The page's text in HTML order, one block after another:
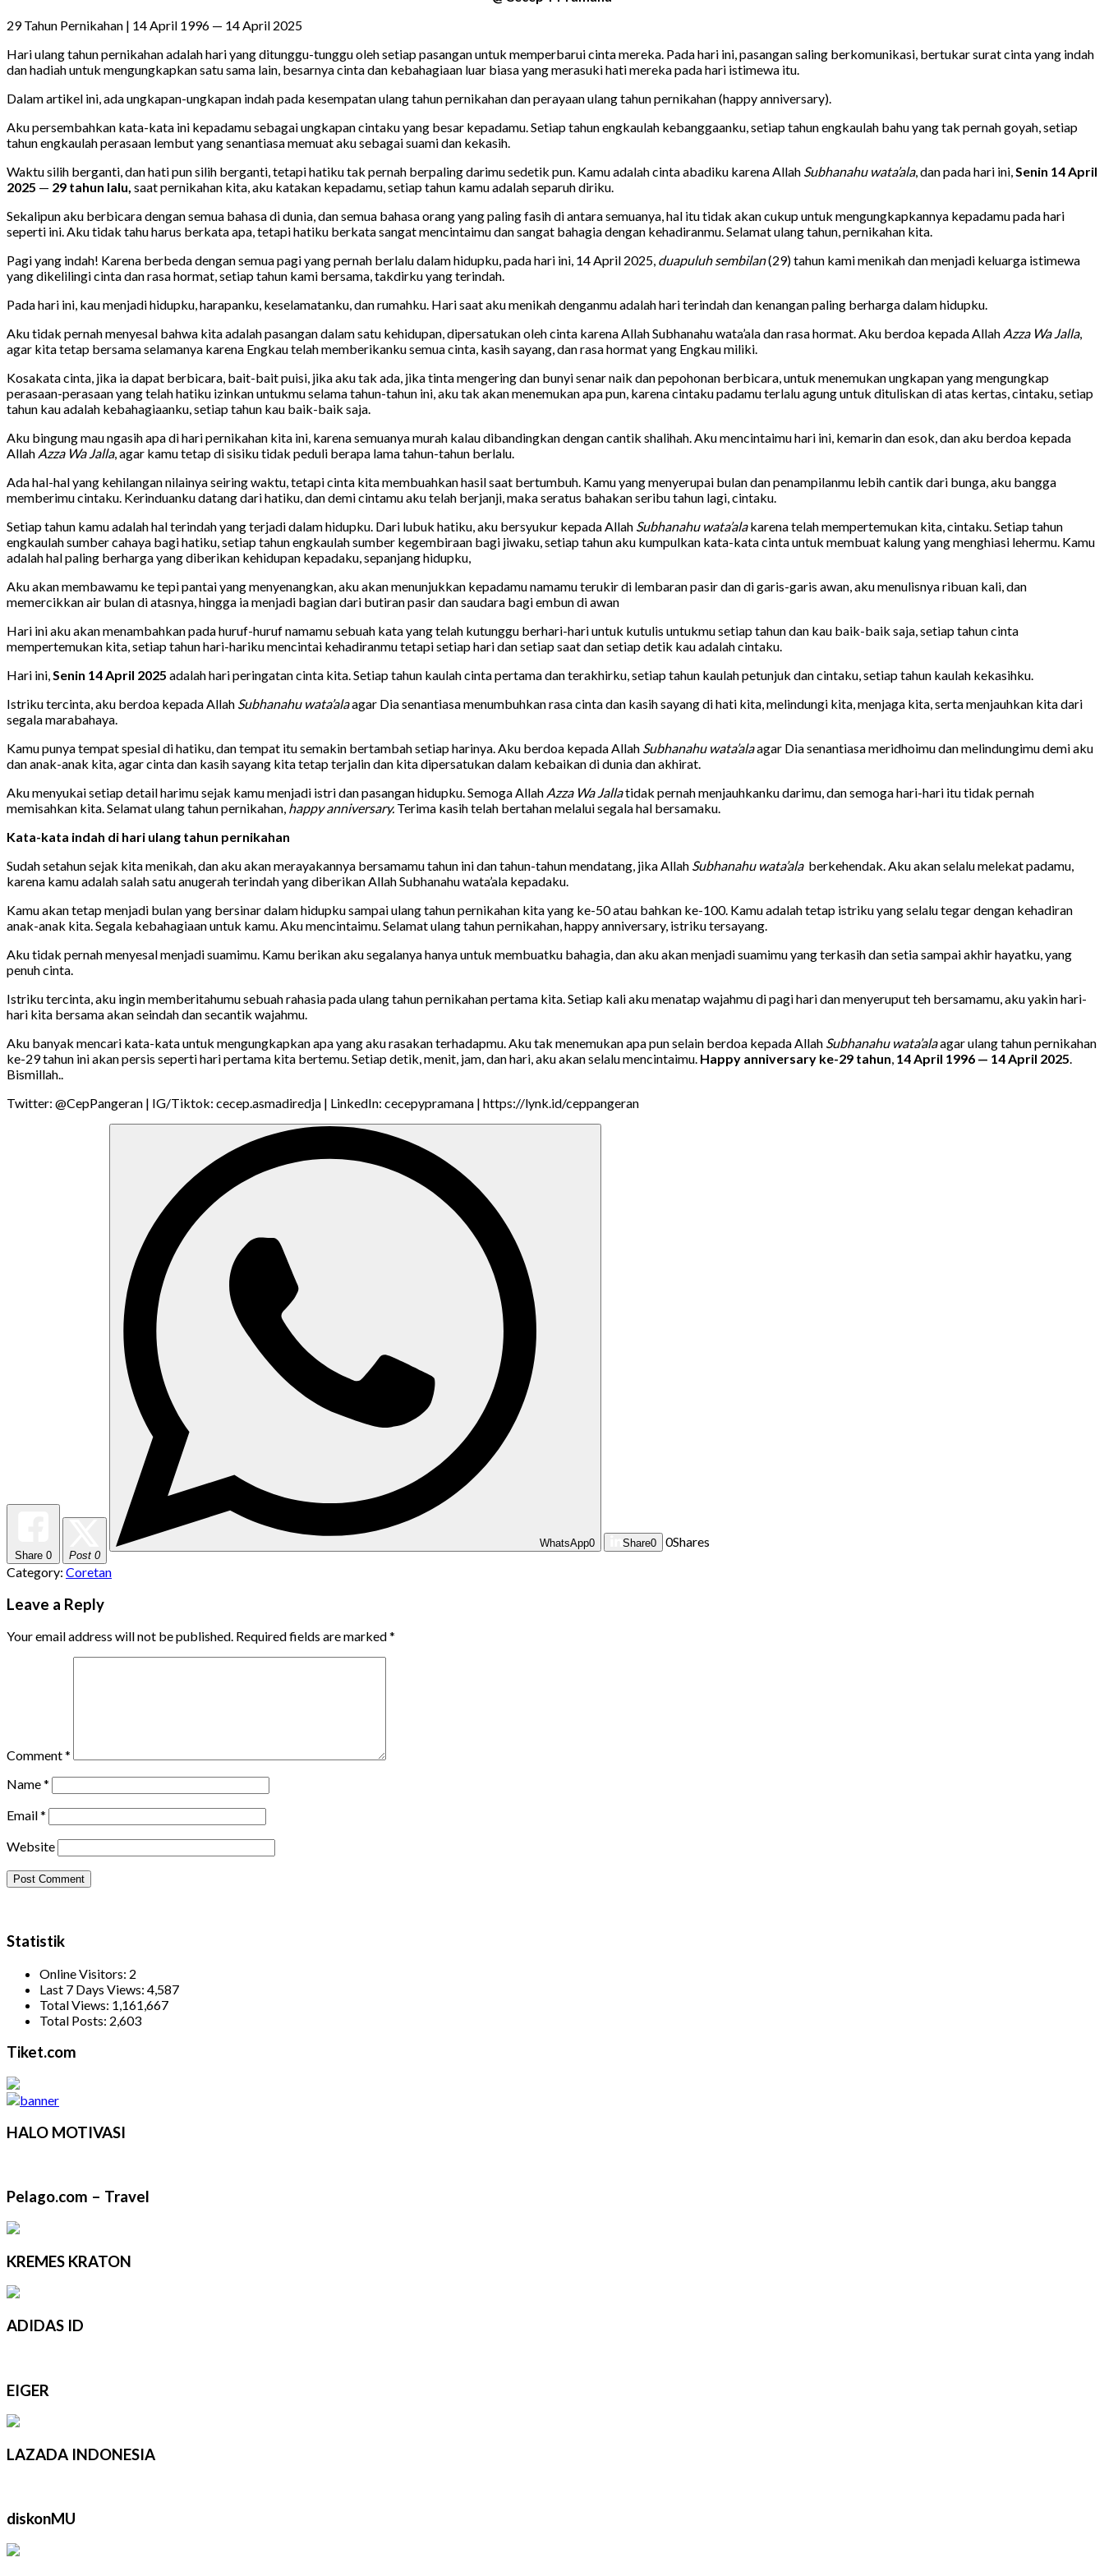
29 Tahun Pernikahan | 14 April 1996 — 14 April 2025
Hari ulang tahun pernikahan adalah hari yang ditunggu-tunggu oleh setiap pasangan untuk memperbarui cinta mereka. Pada hari ini, pasangan saling berkomunikasi, bertukar surat cinta yang indah
dan hadiah untuk mengungkapkan satu sama lain, besarnya cinta dan kebahagiaan luar biasa yang merasuki hati mereka pada hari istimewa itu.
Dalam artikel ini, ada ungkapan-ungkapan indah pada kesempatan ulang tahun pernikahan dan perayaan ulang tahun pernikahan (happy anniversary).
Aku persembahkan kata-kata ini kepadamu sebagai ungkapan cintaku yang besar kepadamu. Setiap tahun engkaulah kebanggaanku, setiap tahun engkaulah bahu yang tak pernah goyah, setiap
tahun engkaulah perasaan lembut yang senantiasa memuat aku sebagai suami dan kekasih.
Waktu silih berganti, dan hati pun silih berganti, tetapi hatiku tak pernah berpaling darimu sedetik pun. Kamu adalah cinta abadiku karena Allah Subhanahu wata’ala, dan pada hari ini,Senin 14 April
2025 — 29 tahun lalu, saat pernikahan kita, aku katakan kepadamu, setiap tahun kamu adalah separuh diriku.
Sekalipun aku berbicara dengan semua bahasa di dunia, dan semua bahasa orang yang paling fasih di antara semuanya, hal itu tidak akan cukup untuk mengungkapkannya kepadamu pada hari
seperti ini. Aku tidak tahu harus berkata apa, tetapi hatiku berkata sangat mencintaimu dan sangat bahagia dengan kehadiranmu. Selamat ulang tahun, pernikahan kita.
Pagi yang indah! Karena berbeda dengan semua pagi yang pernah berlalu dalam hidupku, pada hari ini, 14 April 2025, duapuluh sembilan(29) tahun kami menikah dan menjadi keluarga istimewa
yang dikelilingi cinta dan rasa hormat, setiap tahun kami bersama, takdirku yang terindah.
Pada hari ini, kau menjadi hidupku, harapanku, keselamatanku, dan rumahku. Hari saat aku menikah denganmu adalah hari terindah dan kenangan paling berharga dalam hidupku.
Aku tidak pernah menyesal bahwa kita adalah pasangan dalam satu kehidupan, dipersatukan oleh cinta karena Allah Subhanahu wata’ala dan rasa hormat. Aku berdoa kepada Allah Azza Wa Jalla,
agar kita tetap bersama selamanya karena Engkau telah memberikanku semua cinta, kasih sayang, dan rasa hormat yang Engkau miliki.
Kosakata cinta, jika ia dapat berbicara, bait-bait puisi, jika aku tak ada, jika tinta mengering dan bunyi senar naik dan pepohonan berbicara, untuk menemukan ungkapan yang mengungkap
perasaan-perasaan yang telah hatiku izinkan untukmu selama tahun-tahun ini, aku tak akan menemukan apa pun, karena cintaku padamu terlalu agung untuk dituliskan di atas kertas, cintaku, setiap
tahun kau adalah kebahagiaanku, setiap tahun kau baik-baik saja.
Aku bingung mau ngasih apa di hari pernikahan kita ini, karena semuanya murah kalau dibandingkan dengan cantik shalihah. Aku mencintaimu hari ini, kemarin dan esok, dan aku berdoa kepada
Allah Azza Wa Jalla, agar kamu tetap di sisiku tidak peduli berapa lama tahun-tahun berlalu.
Ada hal-hal yang kehilangan nilainya seiring waktu, tetapi cinta kita membuahkan hasil saat bertumbuh. Kamu yang menyerupai bulan dan penampilanmu lebih cantik dari bunga, aku bangga
memberimu cintaku. Kerinduanku datang dari hatiku, dan demi cintamu aku telah berjanji, maka seratus bahakan seribu tahun lagi, cintaku.
Setiap tahun kamu adalah hal terindah yang terjadi dalam hidupku. Dari lubuk hatiku, aku bersyukur kepada Allah Subhanahu wata’alakarena telah mempertemukan kita, cintaku. Setiap tahun
engkaulah sumber cahaya bagi hatiku, setiap tahun engkaulah sumber kegembiraan bagi jiwaku, setiap tahun aku kumpulkan kata-kata cinta untuk membuat kalung yang menghiasi lehermu. Kamu
adalah hal paling berharga yang diberikan kehidupan kepadaku, sepanjang hidupku,
Aku akan membawamu ke tepi pantai yang menyenangkan, aku akan menunjukkan kepadamu namamu terukir di lembaran pasir dan di garis-garis awan, aku menulisnya ribuan kali, dan
memercikkan air bulan di atasnya, hingga ia menjadi bagian dari butiran pasir dan saudara bagi embun di awan
Hari ini aku akan menambahkan pada huruf-huruf namamu sebuah kata yang telah kutunggu berhari-hari untuk kutulis untukmu setiap tahun dan kau baik-baik saja, setiap tahun cinta
mempertemukan kita, setiap tahun hari-hariku mencintai kehadiranmu tetapi setiap hari dan setiap saat dan setiap detik kau adalah cintaku.
Hari ini,Senin 14 April 2025 adalah hari peringatan cinta kita. Setiap tahun kaulah cinta pertama dan terakhirku, setiap tahun kaulah petunjuk dan cintaku, setiap tahun kaulah kekasihku.
Istriku tercinta, aku berdoa kepada Allah Subhanahu wata’alaagar Dia senantiasa menumbuhkan rasa cinta dan kasih sayang di hati kita, melindungi kita, menjaga kita, serta menjauhkan kita dari
segala marabahaya.
Kamu punya tempat spesial di hatiku, dan tempat itu semakin bertambah setiap harinya. Aku berdoa kepada Allah Subhanahu wata’alaagar Dia senantiasa meridhoimu dan melindungimu demi aku
dan anak-anak kita, agar cinta dan kasih sayang kita tetap terjalin dan kita dipersatukan dalam kebaikan di dunia dan akhirat.
Aku menyukai setiap detail harimu sejak kamu menjadi istri dan pasangan hidupku. Semoga Allah Azza Wa Jallatidak pernah menjauhkanku darimu, dan semoga hari-hari itu tidak pernah
memisahkan kita. Selamat ulang tahun pernikahan, happy anniversary. Terima kasih telah bertahan melalui segala hal bersamaku.
Kata-kata indah di hari ulang tahun pernikahan
Sudah setahun sejak kita menikah, dan aku akan merayakannya bersamamu tahun ini dan tahun-tahun mendatang, jika Allah Subhanahu wata’ala berkehendak. Aku akan selalu melekat padamu,
karena kamu adalah salah satu anugerah terindah yang diberikan Allah Subhanahu wata’ala kepadaku.
Kamu akan tetap menjadi bulan yang bersinar dalam hidupku sampai ulang tahun pernikahan kita yang ke-50 atau bahkan ke-100. Kamu adalah tetap istriku yang selalu tegar dengan kehadiran
anak-anak kita. Segala kebahagiaan untuk kamu. Aku mencintaimu. Selamat ulang tahun pernikahan, happy anniversary, istriku tersayang.
Aku tidak pernah menyesal menjadi suamimu. Kamu berikan aku segalanya hanya untuk membuatku bahagia, dan aku akan menjadi suamimu yang terkasih dan setia sampai akhir hayatku, yang
penuh cinta.
Istriku tercinta, aku ingin memberitahumu sebuah rahasia pada ulang tahun pernikahan pertama kita. Setiap kali aku menatap wajahmu di pagi hari dan menyeruput teh bersamamu, aku yakin hari-
hari kita bersama akan seindah dan secantik wajahmu.
Aku banyak mencari kata-kata untuk mengungkapkan apa yang aku rasakan terhadapmu. Aku tak menemukan apa pun selain berdoa kepada Allah Subhanahu wata’alaagar ulang tahun pernikahan
ke-29 tahun ini akan persis seperti hari pertama kita bertemu. Setiap detik, menit, jam, dan hari, aku akan selalu mencintaimu. Happy anniversary ke-29 tahun, 14 April 1996 — 14 April 2025.
Bismillah..
Twitter: @CepPangeran | IG/Tiktok: cecep.asmadiredja | LinkedIn: cecepypramana | https://lynk.id/ceppangeran
Share 0 Post 0
WhatsApp0 Share0 0Shares
Category: Coretan
Leave a Reply
Your email address will not be published. Required fields are marked*
Comment*
Name*
Email*
Website
Statistik
Online Visitors: 2
Last 7 Days Views: 4,587
Total Views: 1,161,667
Total Posts: 2,603
Tiket.com
HALO MOTIVASI
Pelago.com – Travel
KREMES KRATON
ADIDAS ID
EIGER
LAZADA INDONESIA
diskonMU